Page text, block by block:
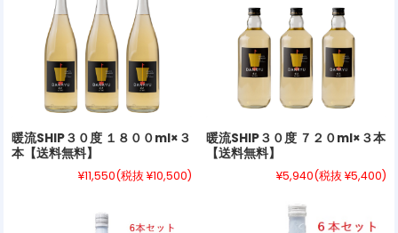
暖流SHIP３０度 １８００ml×３
本【送料無料】
¥11,550(税抜 ¥10,500)
暖流SHIP３０度 ７２０ml×３本
【送料無料】
¥5,940(税抜 ¥5,400)